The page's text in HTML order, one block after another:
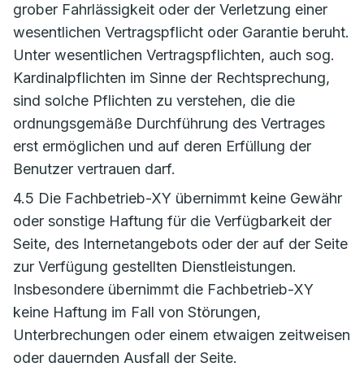
grober Fahrlässigkeit oder der Verletzung einer
wesentlichen Vertragspflicht oder Garantie beruht.
Unter wesentlichen Vertragspflichten, auch sog.
Kardinalpflichten im Sinne der Rechtsprechung,
sind solche Pflichten zu verstehen, die die
ordnungsgemäße Durchführung des Vertrages
erst ermöglichen und auf deren Erfüllung der
Benutzer vertrauen darf.
4.5 Die Fachbetrieb-XY übernimmt keine Gewähr
oder sonstige Haftung für die Verfügbarkeit der
Seite, des Internetangebots oder der auf der Seite
zur Verfügung gestellten Dienstleistungen.
Insbesondere übernimmt die Fachbetrieb-XY
keine Haftung im Fall von Störungen,
Unterbrechungen oder einem etwaigen zeitweisen
oder dauernden Ausfall der Seite.